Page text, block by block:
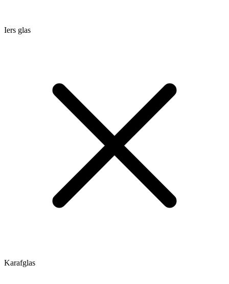
Iers glas
Karafglas